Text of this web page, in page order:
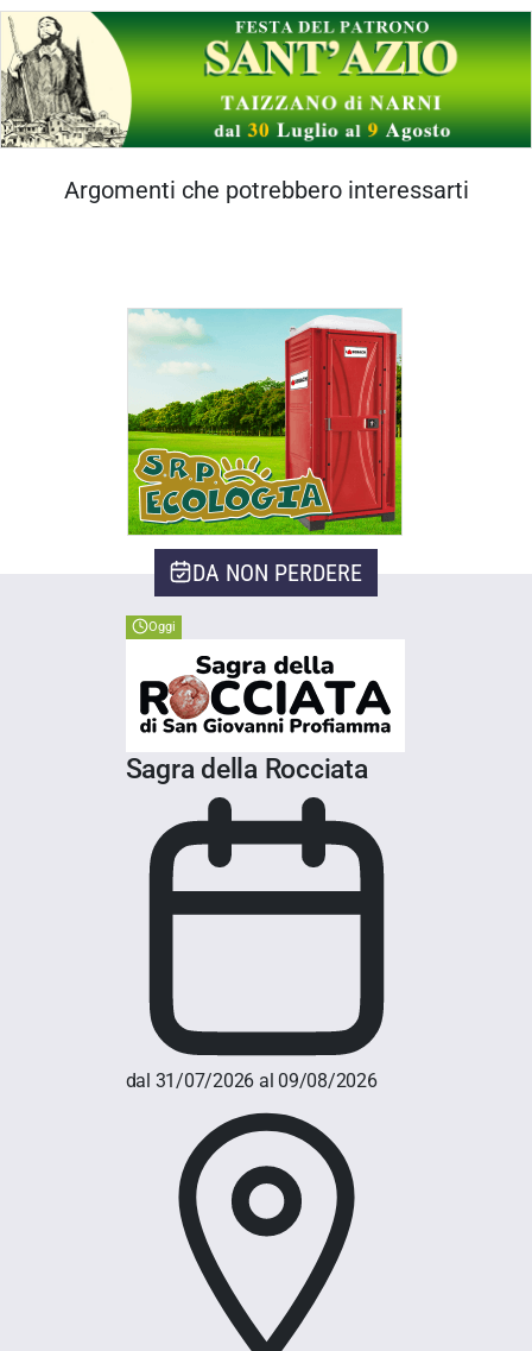
DA NON PERDERE
Oggi
Sagra della Rocciata
dal 31/07/2026 al 09/08/2026
Argomenti che potrebbero interessarti